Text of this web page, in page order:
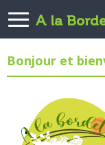
A la
Bonjour et